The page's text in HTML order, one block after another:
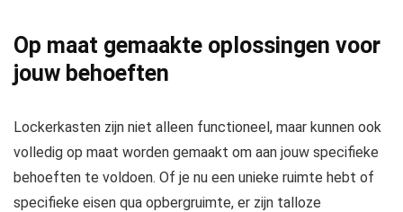
Op maat gemaakte oplossingen voor
jouw behoeften
Lockerkasten zijn niet alleen functioneel, maar kunnen ook
volledig op maat worden gemaakt om aan jouw specifieke
behoeften te voldoen. Of je nu een unieke ruimte hebt of
specifieke eisen qua opbergruimte, er zijn talloze